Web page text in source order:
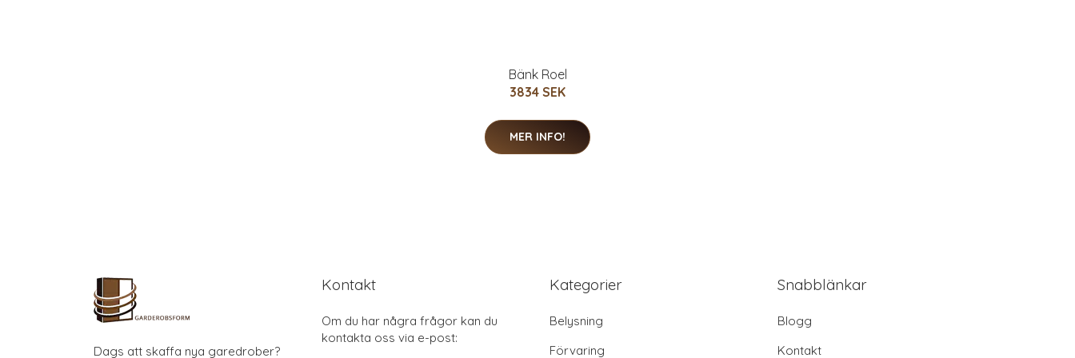
Bänk Roel
3834 SEK
MER INFO!
Dags att skaffa nya garedrober?
Kontakt
Om du har några frågor kan du
kontakta oss via e-post:
Kategorier
Belysning
Förvaring
Snabblänkar
Blogg
Kontakt